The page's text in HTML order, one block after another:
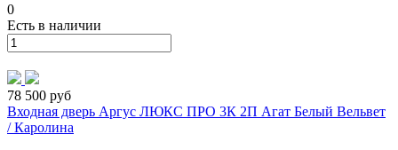
0
Есть в наличии
78 500 руб
Входная дверь Аргус ЛЮКС ПРО 3К 2П Агат Белый Вельвет
/ Каролина